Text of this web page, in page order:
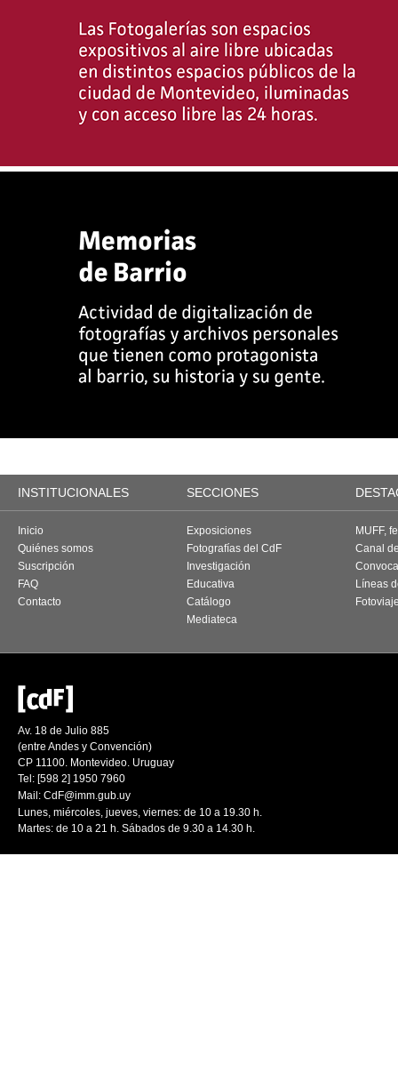
INSTITUCIONALES SECCIONES
Inicio
Quiénes somos
Suscripción
FAQ
Contacto
Exposiciones
Fotografías del CdF
Investigación
Educativa
Catálogo
Mediateca
MUFF,
Canal
Líneas
Av. 18 de Julio 885
(entre Andes y Convención)
CP 11100. Montevideo. Uruguay
Tel: [598 2] 1950 7960
Mail: CdF@imm.gub.uy
Lunes, miércoles, jueves, viernes: de 10 a 19.30 h.
Martes: de 10 a 21 h. Sábados de 9.30 a 14.30 h.